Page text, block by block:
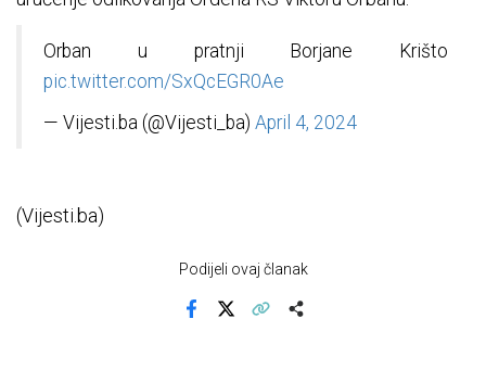
Orban u pratnji Borjane Krišto
pic.twitter.com/SxQcEGR0Ae
— Vijesti.ba (@Vijesti_ba) April 4, 2024
(Vijesti.ba)
Podijeli ovaj članak
Facebook